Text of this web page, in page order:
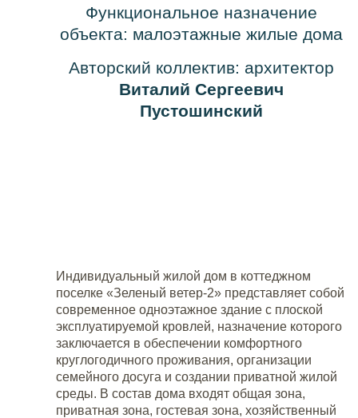
Функциональное назначение
объекта: малоэтажные жилые дома
Авторский коллектив: архитектор
Виталий Сергеевич
Пустошинский
Индивидуальный жилой дом в коттеджном
поселке «Зеленый ветер-2» представляет собой
современное одноэтажное здание с плоской
эксплуатируемой кровлей, назначение которого
заключается в обеспечении комфортного
круглогодичного проживания, организации
семейного досуга и создании приватной жилой
среды. В состав дома входят общая зона,
приватная зона, гостевая зона, хозяйственный